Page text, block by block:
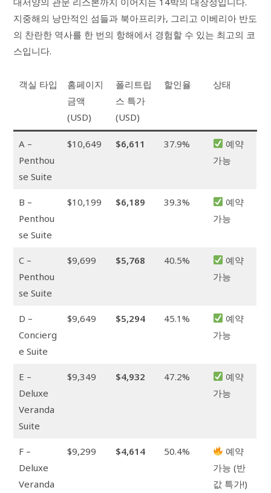
지중해의 낭만적인 섬들과 북아프리카, 그리고 이베리아 반도
의 찬란한 역사를 한 번의 항해에서 경험할 수 있는 최고의 코
스입니다.
객실 타입
홈페이지
금액
(USD)
폴리트립
스 특가
(USD)
할인율 상태
A –
Penthou
se Suite
$10,649 $6,611 37.9%
예약
가능
B –
Penthou
se Suite
$10,199 $6,189 39.3%
예약
가능
C –
Penthou
se Suite
$9,699 $5,768 40.5%
예약
가능
D –
Concierg
e Suite
$9,649 $5,294 45.1%
예약
가능
E –
Deluxe
Veranda
Suite
$9,349 $4,932 47.2%
예약
가능
F –
Deluxe
Veranda
$9,299 $4,614 50.4%
예약
가능 (반
값 특가!)